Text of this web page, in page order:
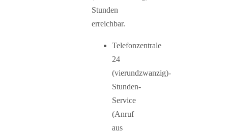
Stunden
erreichbar.
Telefonzentrale
24
(vierundzwanzig)-
Stunden-
Service
(Anruf
aus